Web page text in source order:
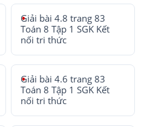
Giải bài 4.8 trang 83
Toán 8 Tập 1 SGK Kết
nối tri thức
Giải bài 4.6 trang 83
Toán 8 Tập 1 SGK Kết
nối tri thức